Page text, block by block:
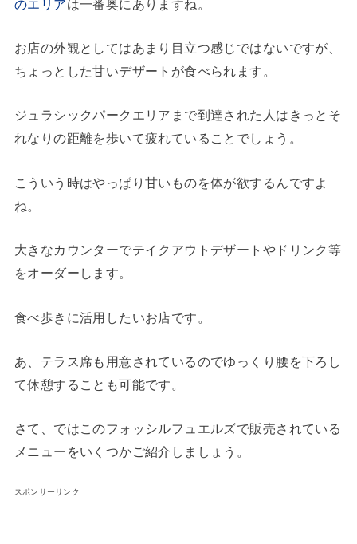
のエリアは一番奥にありますね。
お店の外観としてはあまり目立つ感じではないですが、
ちょっとした甘いデザートが食べられます。
ジュラシックパークエリアまで到達された人はきっとそ
れなりの距離を歩いて疲れていることでしょう。
こういう時はやっぱり甘いものを体が欲するんですよ
ね。
大きなカウンターでテイクアウトデザートやドリンク等
をオーダーします。
食べ歩きに活用したいお店です。
あ、テラス席も用意されているのでゆっくり腰を下ろし
て休憩することも可能です。
さて、ではこのフォッシルフュエルズで販売されている
メニューをいくつかご紹介しましょう。
スポンサーリンク